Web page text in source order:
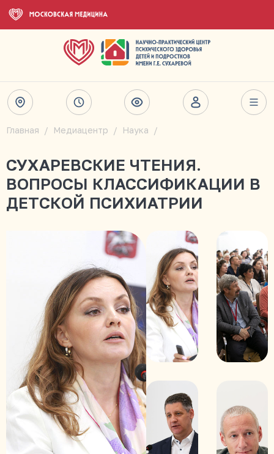
Главная Медиацентр Наука
СУХАРЕВСКИЕ ЧТЕНИЯ.
ВОПРОСЫ КЛАССИФИКАЦИИ В
ДЕТСКОЙ ПСИХИАТРИИ